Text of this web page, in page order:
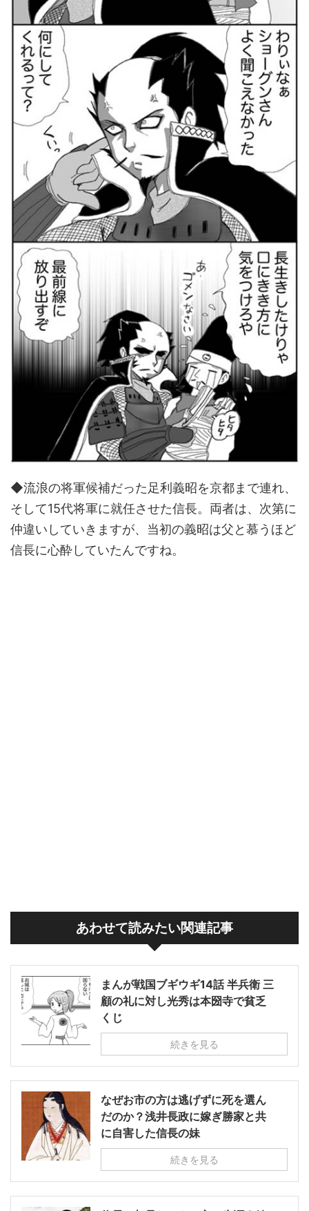
◆流浪の将軍候補だった足利義昭を京都まで連れ、
そして15代将軍に就任させた信長。両者は、次第に
仲違いしていきますが、当初の義昭は父と慕うほど
信長に心酔していたんですね。
あわせて読みたい関連記事
まんが戦国ブギウギ14話 半兵衛 三
顧の礼に対し光秀は本圀寺で貧乏
くじ
続きを見る
なぜお市の方は逃げずに死を選ん
だのか？浅井長政に嫁ぎ勝家と共
に自害した信長の妹
続きを見る